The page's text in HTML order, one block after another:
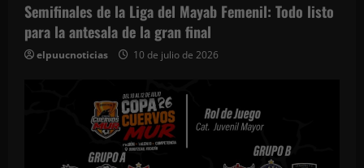
Semifinales de la Liga del Mayab Femenil: Todo listo
para la antesala de la gran final
elpuucnoticias 10 de julio de 2026